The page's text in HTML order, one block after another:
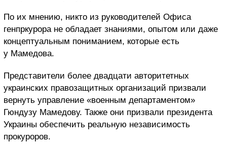
По их мнению, никто из руководителей Офиса
генпркурора не обладает знаниями, опытом или даже
концептуальным пониманием, которые есть
у Мамедова.
Представители более двадцати авторитетных
украинских правозащитных организаций призвали
вернуть управление «военным департаментом»
Гюндузу Мамедову. Также они призвали президента
Украины обеспечить реальную независимость
прокуроров.